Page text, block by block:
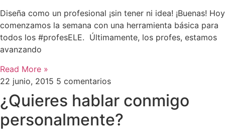
Diseña como un profesional ¡sin tener ni idea! ¡Buenas! Hoy
comenzamos la semana con una herramienta básica para
todos los #profesELE. Últimamente, los profes, estamos
avanzando
Read More »
22 junio, 2015 5 comentarios
¿Quieres hablar conmigo
personalmente?